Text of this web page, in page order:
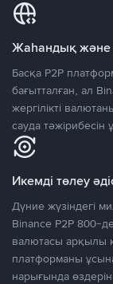
Жаһандық және
Басқа P2P
бағытталған, ал
жергілікті
сауда тәжірибесін
Икемді төлеу
Дүние жүзіндегі
Binance P2P 800-
валютасы арқылы
платформаны
нарығында